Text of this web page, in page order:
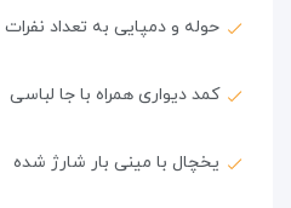
حوله و دمپایی به تعداد نفرات
کمد دیواری همراه با جا لباسی
یخچال با مینی بار شارژ شده